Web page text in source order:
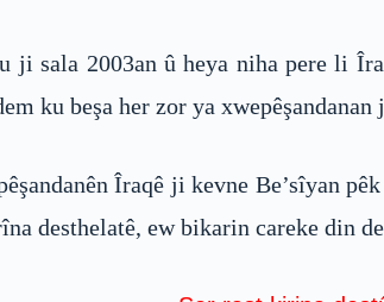
ji sala 2003an û heya niha pere li
ku beşa her zor ya
Îraqê ji kevne Be’sîyan
desthelatê, ew bikarin careke din